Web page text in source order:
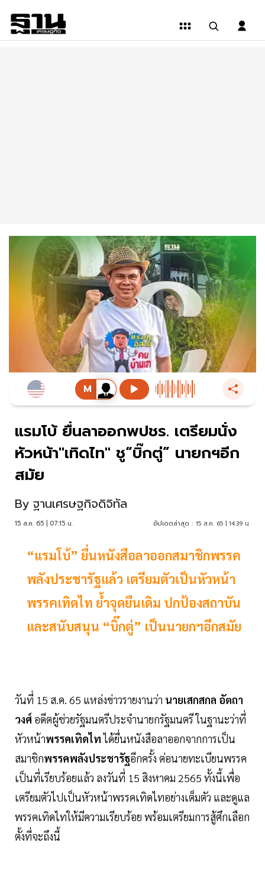
แรมโบ้ ยื่นลาออกพปชร. เตรียมนั่ง
หัวหน้า"เทิดไท" ชู“บิ๊กตู่” นายกฯอีก
สมัย
By ฐานเศรษฐกิจดิจิทัล
15 ส.ค. 65 | 07:15 น. อัปเดตล่าสุด : 15 ส.ค. 65 | 14:39 น.
“แรมโบ้” ยื่นหนังสือลาออกสมาชิกพรรค
พลังประชารัฐแล้ว เตรียมตัวเป็นหัวหน้า
พรรคเทิดไท ย้ำจุดยืนเดิม ปกป้องสถาบัน
และสนับสนุน “บิ๊กตู่” เป็นนายกฯอีกสมัย
วันที่ 15 ส.ค. 65 แหล่งข่าวรายงานว่า นายเสกสกล อัตถา
วงศ์ อดีตผู้ช่วยรัฐมนตรีประจำนายกรัฐมนตรี ในฐานะว่าที่
หัวหน้าพรรคเทิดไทได้ยื่นหนังสือลาออกจากการเป็น
สมาชิกพรรคพลังประชารัฐอีกครั้ง ต่อนายทะเบียนพรรค
เป็นที่เรียบร้อยแล้ว ลงวันที่ 15 สิงหาคม 2565 ทั้งนี้เพื่อ
เตรียมตัวไปเป็นหัวหน้าพรรคเทิดไทอย่างเต็มตัว และดูแล
พรรคเทิดไทให้มีความเรียบร้อย พร้อมเตรียมการสู้ศึกเลือก
ตั้งที่จะถึงนี้